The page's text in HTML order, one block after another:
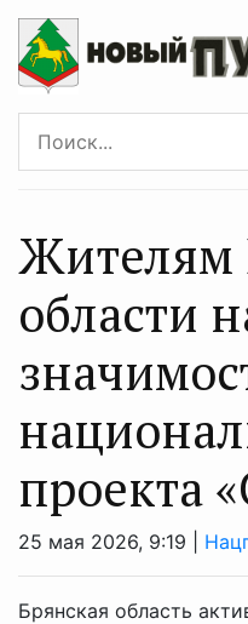
Жителям
области
проекта
25 мая 2026, 9:19 |
Брянская область